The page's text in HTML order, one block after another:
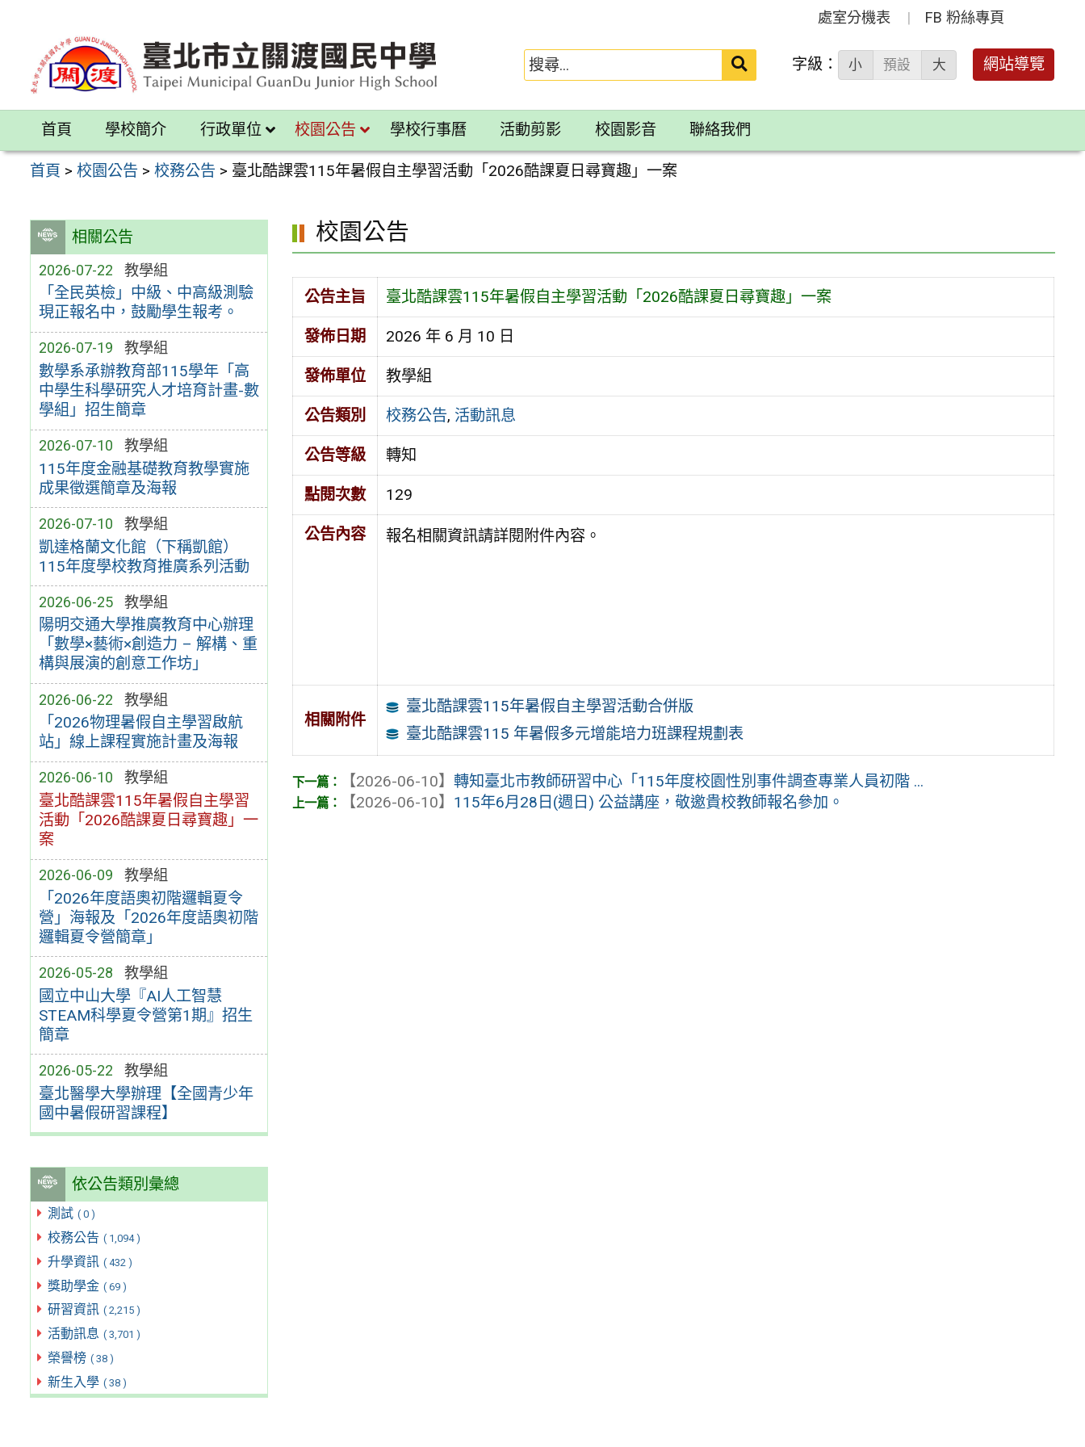
內
區
處室分機表 FB 粉絲專頁
送出 字級： 小 預設 大 網站導覽
首頁 學校簡介 行政單位 校園公告 學校行事曆 活動剪影 校園影音 聯絡我們
首頁 >校園公告 >校務公告 > 臺北酷課雲115年暑假自主學習活動「2026酷課夏日尋寶趣」一案
相關公告
2026-07-22 教學組
「全民英檢」中級、中高級測驗
現正報名中，鼓勵學生報考。
2026-07-19 教學組
數學系承辦教育部115學年「高
中學生科學研究人才培育計畫-數
學組」招生簡章
2026-07-10 教學組
115年度金融基礎教育教學實施
成果徵選簡章及海報
2026-07-10 教學組
凱達格蘭文化館（下稱凱館）
115年度學校教育推廣系列活動
2026-06-25 教學組
陽明交通大學推廣教育中心辦理
「數學×藝術×創造力 – 解構、重
構與展演的創意工作坊」
2026-06-22 教學組
「2026物理暑假自主學習啟航
站」線上課程實施計畫及海報
2026-06-10 教學組
臺北酷課雲115年暑假自主學習
活動「2026酷課夏日尋寶趣」一
案
2026-06-09 教學組
「2026年度語奧初階邏輯夏令
營」海報及「2026年度語奧初階
邏輯夏令營簡章」
2026-05-28 教學組
國立中山大學『AI人工智慧
STEAM科學夏令營第1期』招生
簡章
2026-05-22 教學組
臺北醫學大學辦理【全國青少年
國中暑假研習課程】
依公告類別彙總
測試 ( 0 )
校務公告 ( 1,094 )
升學資訊 ( 432 )
獎助學金 ( 69 )
研習資訊 ( 2,215 )
活動訊息 ( 3,701 )
榮譽榜 ( 38 )
新生入學 ( 38 )
校園公告
公告主旨 臺北酷課雲115年暑假自主學習活動「2026酷課夏日尋寶趣」一案
發佈日期 2026 年 6 月 10 日
發佈單位 教學組
公告類別 校務公告, 活動訊息
公告等級 轉知
點閱次數 129
公告內容 報名相關資訊請詳閱附件內容。
相關附件
臺北酷課雲115年暑假自主學習活動合併版
臺北酷課雲115 年暑假多元增能培力班課程規劃表
【2026-06-10】轉知臺北市教師研習中心「115年度校園性別事件調查專業人員初階 ...
【2026-06-10】 115年6月28日(週日) 公益講座，敬邀貴校教師報名參加。